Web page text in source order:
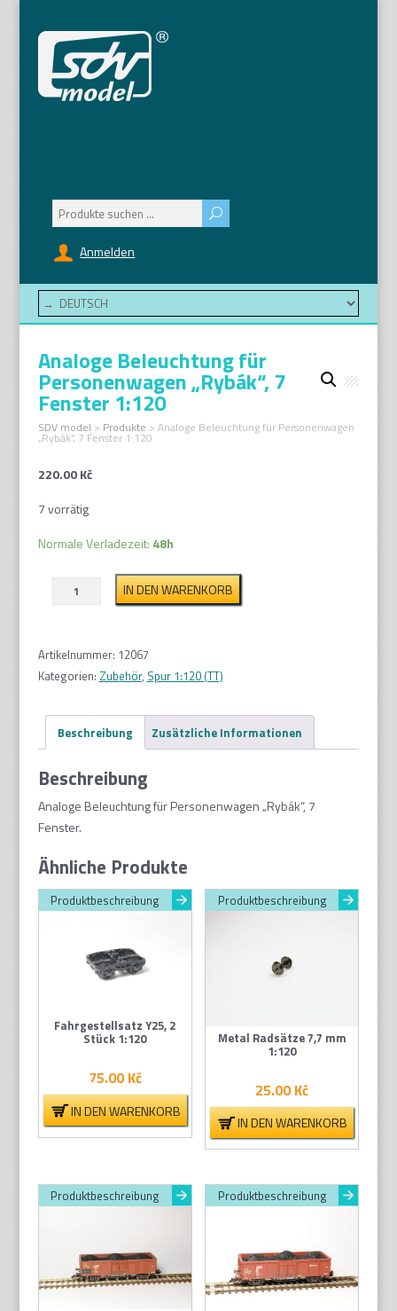
Anmelden
Suchen
nach:
Analoge Beleuchtung für
Personenwagen „Rybák“, 7
Fenster 1:120
SDV model > Produkte > Analoge Beleuchtung für Personenwagen
„Rybák“, 7 Fenster 1:120
220.00Kč
7 vorrätig
Normale Verladezeit: 48h
Analoge
Beleuchtung
Personenwagen
"Rybák",
Fenster
1:120
IN DEN WARENKORB
Artikelnummer: 12067
Kategorien: Zubehör, Spur 1:120 (TT)
Beschreibung Zusätzliche Informationen
Beschreibung
Analoge Beleuchtung für Personenwagen „Rybák“, 7
Fenster.
Ähnliche Produkte
Produktbeschreibung
Fahrgestellsatz Y25, 2
Stück 1:120
75.00Kč
IN DEN WARENKORB
Produktbeschreibung
Metal Radsätze 7,7 mm
1:120
25.00Kč
IN DEN WARENKORB
Produktbeschreibung Produktbeschreibung